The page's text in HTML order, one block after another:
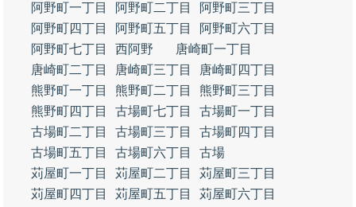
阿野町一丁目
阿野町二丁目
阿野町三丁目
阿野町四丁目
阿野町五丁目
阿野町六丁目
阿野町七丁目
西阿野
唐崎町一丁目
唐崎町二丁目
唐崎町三丁目
唐崎町四丁目
熊野町一丁目
熊野町二丁目
熊野町三丁目
熊野町四丁目
古場町七丁目
古場町一丁目
古場町二丁目
古場町三丁目
古場町四丁目
古場町五丁目
古場町六丁目
古場
苅屋町一丁目
苅屋町二丁目
苅屋町三丁目
苅屋町四丁目
苅屋町五丁目
苅屋町六丁目